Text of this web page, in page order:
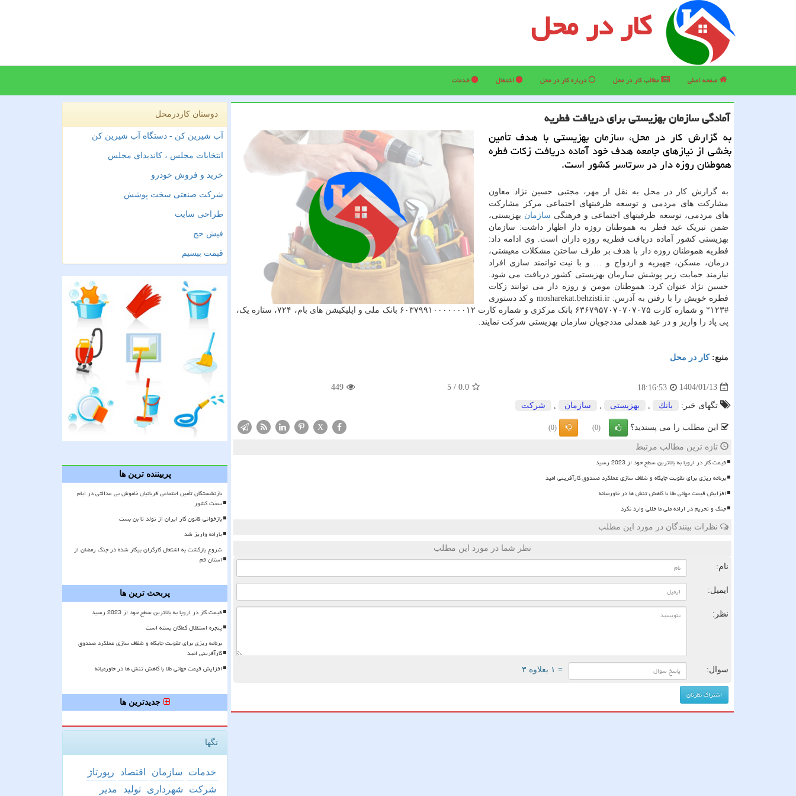
کار در محل
صفحه اصلی مطالب كار در محل درباره كار در محل اشتغال خدمات
آمادگی سازمان بهزیستی برای دریافت فطریه
به گزارش کار در محل، سازمان بهزیستی با هدف تأمین
بخشی از نیازهای جامعه هدف خود آماده دریافت زکات فطره
هموطنان روزه دار در سرتاسر کشور است.
به گزارش کار در محل به نقل از مهر، مجتبی حسین نژاد معاون
مشارکت های مردمی و توسعه ظرفیتهای اجتماعی مرکز مشارکت
های مردمی، توسعه ظرفیتهای اجتماعی و فرهنگی سازمان بهزیستی،
ضمن تبریک عید فطر به هموطنان روزه دار اظهار داشت: سازمان
بهزیستی کشور آماده دریافت فطریه روزه داران است. وی ادامه داد:
فطریه هموطنان روزه دار با هدف بر طرف ساختن مشکلات معیشتی،
درمان، مسکن، جهیزیه و ازدواج و … و با نیت توانمند سازی افراد
نیازمند حمایت زیر پوشش سارمان بهزیستی کشور دریافت می شود.
حسین نژاد عنوان کرد: هموطنان مومن و روزه دار می توانند زکات
فطره خویش را با رفتن به آدرس: mosharekat.behzisti.ir و کد دستوری
#۱۲۳* و شماره کارت ۶۳۶۷۹۵۷۰۷۰۷۰۷۰۷۵ بانک مرکزی و شماره کارت ۶۰۳۷۹۹۱۰۰۰۰۰۰۰۱۲ بانک ملی و اپلیکیشن های بام، ۷۲۴، ستاره یک،
پی پاد را واریز و در عید همدلی مددجویان سازمان بهزیستی شرکت نمایند.
منبع:كار در محل
1404/01/13
18:16:53
0.0
/
5
449
تگهای خبر: بانك بهزیستی سازمان شركت
این مطلب را می پسندید؟ (0)
(0)
X
تازه ترین مطالب مرتبط
قیمت گاز در اروپا به بالاترین سطح خود از 2023 رسید
برنامه ریزی برای تقویت جایگاه و شفاف سازی عملکرد صندوق کارآفرینی امید
افزایش قیمت جهانی طلا با کاهش تنش ها در خاورمیانه
جنگ و تحریم در اراده ملی ما خللی وارد نکرد
نظرات بینندگان در مورد این مطلب
نظر شما در مورد این مطلب
نام:
ایمیل:
نظر:
سوال: = ۱ بعلاوه ۳
دوستان کاردرمحل
آب شیرین کن - دستگاه آب شیرین کن
انتخابات مجلس ، کاندیدای مجلس
خرید و فروش خودرو
شرکت صنعتی سخت پوشش
طراحی سایت
فیش حج
قیمت بیسیم
پربیننده ترین ها
بازنشستگان تأمین اجتماعی قربانیان خاموش بی عدالتی در ایام
سخت کشور
بازخوانی قانون کار ایران از تولد تا بن بست
یارانه واریز شد
شروع بازگشت به اشتغال کارگران بیکار شده در جنگ رمضان از
استان قم
پربحث ترین ها
قیمت گاز در اروپا به بالاترین سطح خود از 2023 رسید
پنجره استقلال کماکان بسته است
برنامه ریزی برای تقویت جایگاه و شفاف سازی عملکرد صندوق
کارآفرینی امید
افزایش قیمت جهانی طلا با کاهش تنش ها در خاورمیانه
جدیدترین ها
تگها
خدمات سازمان اقتصاد
رپورتاژ
شركت
شهرداری تولید مدیر